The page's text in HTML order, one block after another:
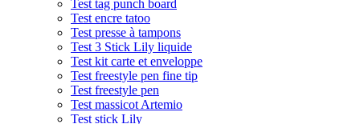
Test tag punch board
Test encre tatoo
Test presse à tampons
Test 3 Stick Lily liquide
Test kit carte et enveloppe
Test freestyle pen fine tip
Test freestyle pen
Test massicot Artemio
Test stick Lily